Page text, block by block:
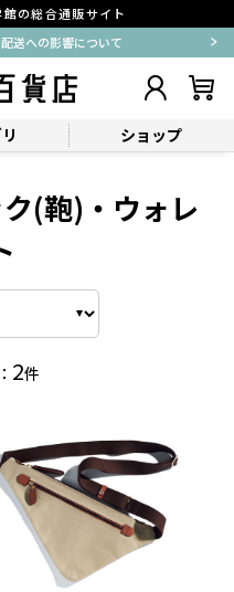
の総合通販サイト
送への影響について
ショップ
(鞄)・ウォレ
2件